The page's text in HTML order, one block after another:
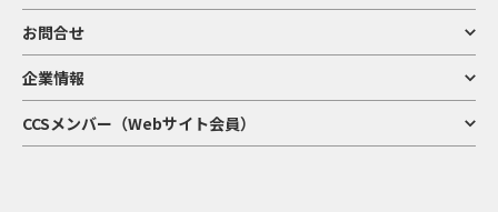
お問合せ
企業情報
CCSメンバー（Webサイト会員）